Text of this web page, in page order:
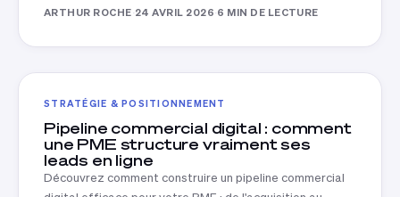
ARTHUR ROCHE·24 AVRIL 2026·6 MIN DE LECTURE
STRATÉGIE & POSITIONNEMENT
Pipeline commercial digital : comment
une PME structure vraiment ses
leads en ligne
Découvrez comment construire un pipeline commercial